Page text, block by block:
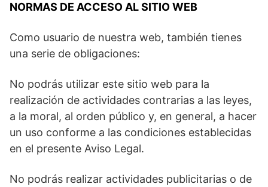
NORMAS DE ACCESO AL SITIO WEB
Como usuario de nuestra web, también tienes
una serie de obligaciones:
No podrás utilizar este sitio web para la
realización de actividades contrarias a las leyes,
a la moral, al orden público y, en general, a hacer
un uso conforme a las condiciones establecidas
en el presente Aviso Legal.
No podrás realizar actividades publicitarias o de